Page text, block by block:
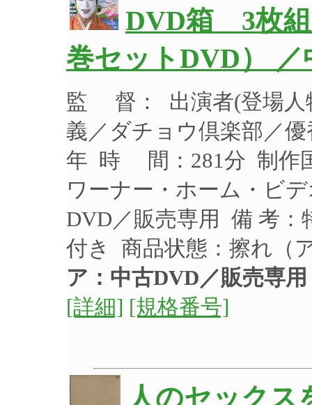
DVD箱 3枚
巻セットDVD） ／
監 督： 出演者(登場人
義／ダチョウ倶楽部／
年 時 間：281分 制作
ワーナー・ホーム・ビ
DVD／販売専用 備 考：
付き 商品状態：擦れ（
ア：中古DVD／販売専用
[詳細] [規格番号]
人のセック